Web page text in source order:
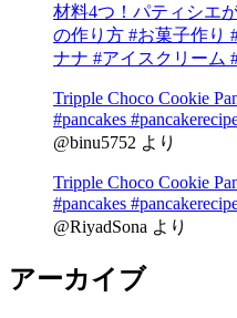
材料4つ！パティシエ
の作り方 #お菓子作り
ナナ #アイスクリーム
Tripple Choco Cookie
#pancakes
@binu5752 より
Tripple Choco Cookie
#pancakes
@RiyadSona より
アーカイブ